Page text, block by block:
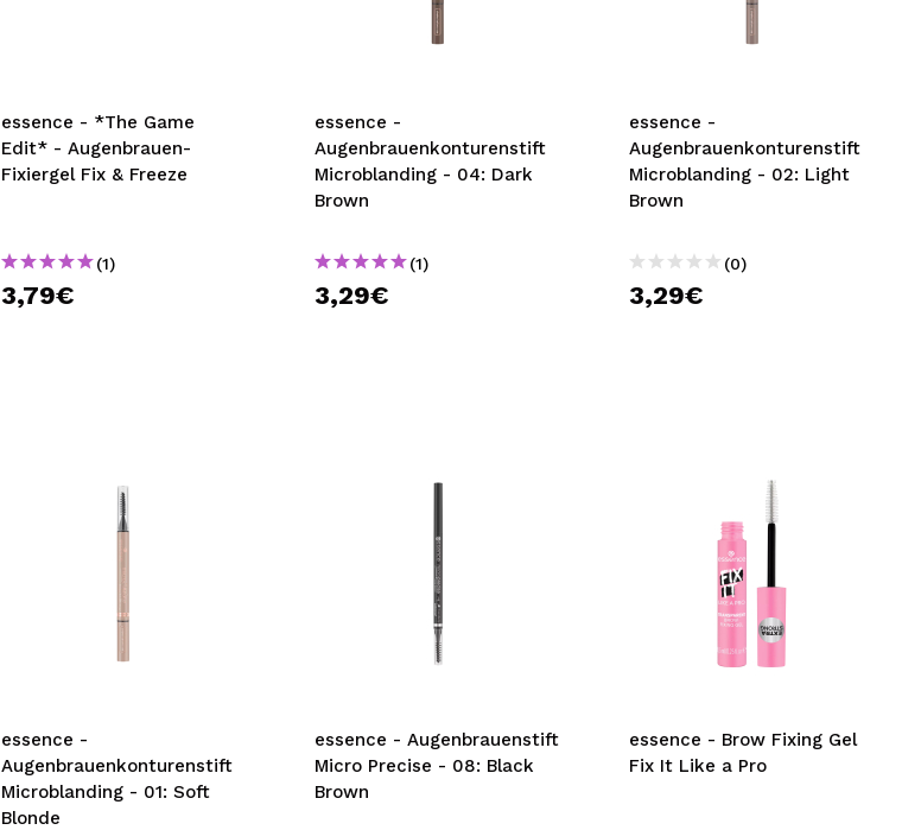
bisherigen Vorgänge einsehen.
BENUTZERKONTO ERSTELLEN
essence - *The Game
Edit* - Augenbrauen-
Fixiergel Fix & Freeze
(1)
3,79€
essence -
Augenbrauenkonturenstift
Microblanding - 04: Dark
Brown
(1)
3,29€
essence -
Augenbrauenkonturenstift
Microblanding - 02: Light
Brown
(0)
3,29€
essence -
Augenbrauenkonturenstift
Microblanding - 01: Soft
Blonde
essence - Augenbrauenstift
Micro Precise - 08: Black
Brown
essence - Brow Fixing Gel
Fix It Like a Pro